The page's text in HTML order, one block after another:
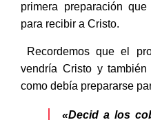
primera preparación
para recibir a Cristo.
Recordemos que el
vendría Cristo y
como debía prepararse
«Decid a los